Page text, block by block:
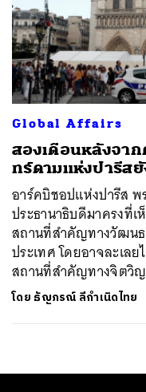
Global Affairs
สองเดือนหลังจา
ทร์ดามแห่งปารีส
อาร์คบิชอปแห่งปารีส พ
ประธานาธิบดีมาครงที่
สถานที่สำคัญทางวัฒนธ
ประเทศ โดยอาจละเล
สถานที่สำคัญทางจิตวิ
โดย ธัญภรณ์ ลีกำเนิดไทย
ค้นหา
SHARE